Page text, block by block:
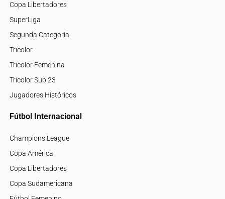
Copa Libertadores
SuperLiga
Segunda Categoría
Tricolor
Tricolor Femenina
Tricolor Sub 23
Jugadores Históricos
Fútbol Internacional
Champions League
Copa América
Copa Libertadores
Copa Sudamericana